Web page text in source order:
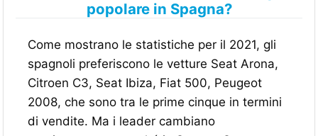
popolare in Spagna?
Come mostrano le statistiche per il 2021, gli
spagnoli preferiscono le vetture Seat Arona,
Citroen C3, Seat Ibiza, Fiat 500, Peugeot
2008, che sono tra le prime cinque in termini
di vendite. Ma i leader cambiano